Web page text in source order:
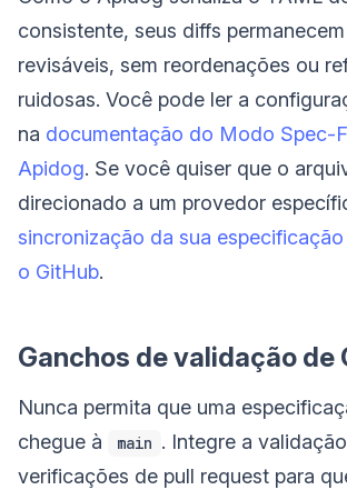
consistente, seus diffs
revisáveis, sem reordenações ou
ruidosas. Você pode ler a
na documentação do Modo Spec-
Apidog. Se você quiser que o
direcionado a um provedor
sincronização da sua
o GitHub.
Ganchos de validação de
Nunca permita que uma
chegue à
main . Integre a
verificações de pull request para